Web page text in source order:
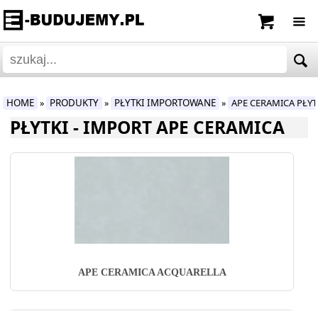
HOME » PRODUKTY » PŁYTKI IMPORTOWANE » APE CERAMICA
PŁYTKI - IMPORT APE CERAMICA
APE CERAMICA ACQUARELLA